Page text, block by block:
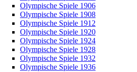
Olympische Spiele 1906
Olympische Spiele 1908
Olympische Spiele 1912
Olympische Spiele 1920
Olympische Spiele 1924
Olympische Spiele 1928
Olympische Spiele 1932
Olympische Spiele 1936